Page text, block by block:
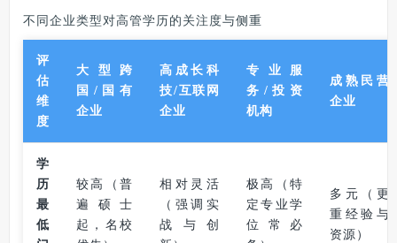
不同企业类型对高管学历的关注度与侧重
评
估
维
度
大型跨
国/国有
企业
高成长科
技/互联网
企业
专业服
务/投资
机构
成熟民营
企业
学
历
最
低
较高（普
遍硕士
起，名校
相对灵活
（强调实
战与创
极高（特
定专业学
位常必
多元（更
重经验与
资源）